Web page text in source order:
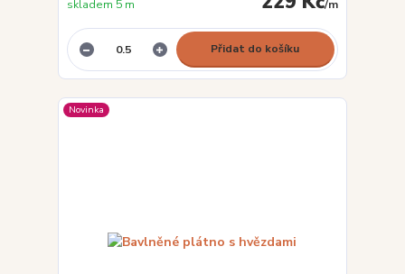
/m
skladem 5 m
Přidat do košíku
Novinka